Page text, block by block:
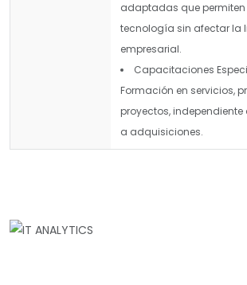
adaptadas que
tecnología sin afectar la
empresarial.
Capacitaciones
Formación en servicios,
proyectos,
a adquisiciones.